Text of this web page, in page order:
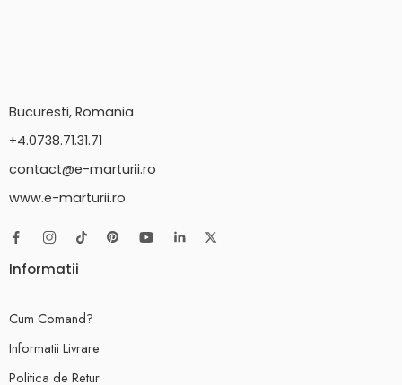
Bucuresti, Romania
+4.0738.71.31.71
contact@e-marturii.ro
www.e-marturii.ro
Informatii
Cum Comand?
Informatii Livrare
Politica de Retur